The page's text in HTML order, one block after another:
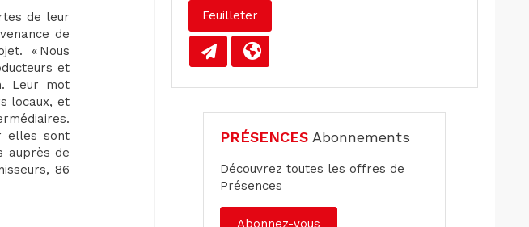
de leur
de
« Nous
et
Leur mot
locaux, et
elles sont
auprès de
86
Feuilleter
PRÉSENCES Abonnements
Découvrez toutes les offres de
Présences
Abonnez-vous